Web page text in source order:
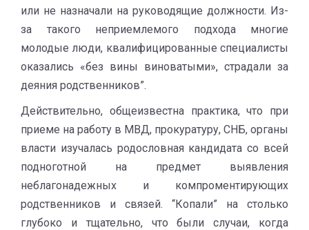
или не назначали на руководящие должности. Из-
за такого неприемлемого подхода многие
молодые люди, квалифицированные специалисты
оказались «без вины виноватыми», страдали за
деяния родственников”.
Действительно, общеизвестна практика, что при
приеме на работу в МВД, прокуратуру, СНБ, органы
власти изучалась родословная кандидата со всей
подноготной на предмет выявления
неблагонадежных и компроментирующих
родственников и связей. “Копали” на столько
глубоко и тщательно, что были случаи, когда